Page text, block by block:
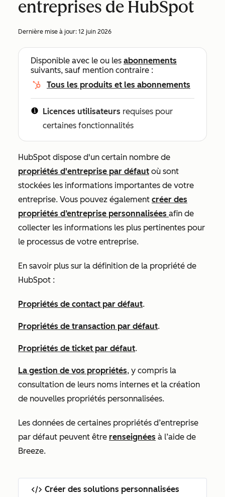
entreprises de HubSpot
Dernière mise à jour: 12 juin 2026
Disponible avec le ou les abonnements
suivants, sauf mention contraire :
Tous les produits et les abonnements
Licences utilisateurs requises pour
certaines fonctionnalités
HubSpot dispose d'un certain nombre de
propriétés d'entreprise par défaut où sont
stockées les informations importantes de votre
entreprise. Vous pouvez également créer des
propriétés d’entreprise personnalisées afin de
collecter les informations les plus pertinentes pour
le processus de votre entreprise.
En savoir plus sur la définition de la propriété de
HubSpot :
Propriétés de contact par défaut.
Propriétés de transaction par défaut.
Propriétés de ticket par défaut.
La gestion de vos propriétés, y compris la
consultation de leurs noms internes et la création
de nouvelles propriétés personnalisées.
Les données de certaines propriétés d’entreprise
par défaut peuvent être renseignées à l’aide de
Breeze.
Créer des solutions personnalisées